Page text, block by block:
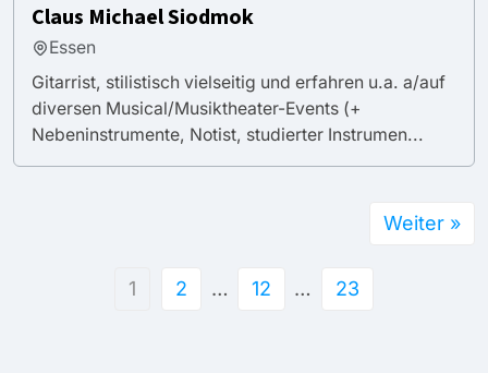
Claus Michael Siodmok
Essen
Gitarrist, stilistisch vielseitig und erfahren u.a. a/auf
diversen Musical/Musiktheater-Events (+
Nebeninstrumente, Notist, studierter Instrumen...
1 2 … 12 … 23
Weiter »